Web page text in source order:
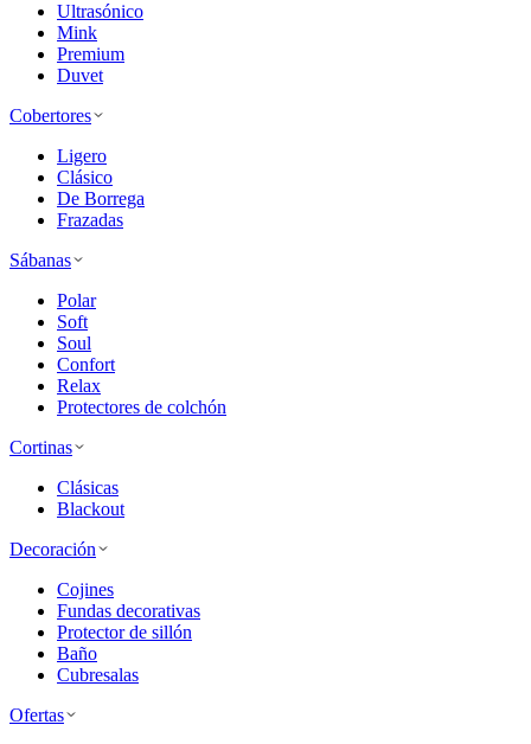
Ultrasónico
Mink
Premium
Duvet
Cobertores
Ligero
Clásico
De Borrega
Frazadas
Sábanas
Polar
Soft
Soul
Confort
Relax
Protectores de colchón
Cortinas
Clásicas
Blackout
Decoración
Cojines
Fundas decorativas
Protector de sillón
Baño
Cubresalas
Ofertas